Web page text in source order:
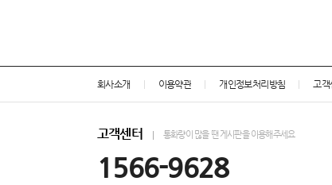
회사소개 이용약관 개인정보처리방침 고객
고객센터 통화량이 많을 땐 게시판을 이용해주세요
1566-9628